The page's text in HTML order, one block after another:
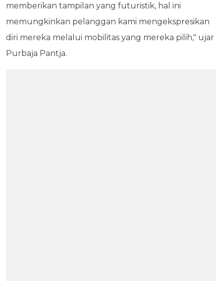
memberikan tampilan yang futuristik, hal ini
memungkinkan pelanggan kami mengekspresikan
diri mereka melalui mobilitas yang mereka pilih," ujar
Purbaja Pantja.